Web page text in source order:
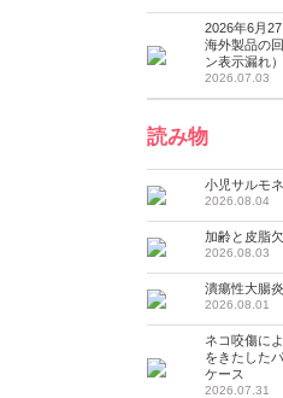
2026年6月
海外製品の
ン表示漏れ）
2026.07.03
読み物
小児サルモ
2026.08.04
加齢と皮脂
2026.08.03
潰瘍性大腸
2026.08.01
ネコ咬傷に
をきたした
ケース
2026.07.31